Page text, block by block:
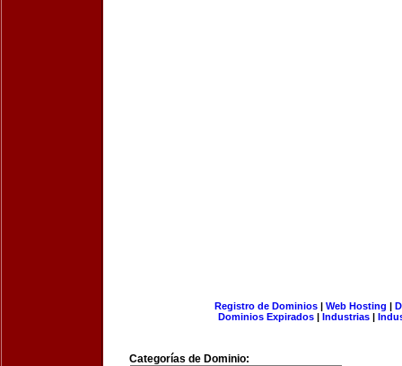
Registro de Dominios| Web Hosting |
Dominios Expirados | Industrias |
Categorías de Dominio: